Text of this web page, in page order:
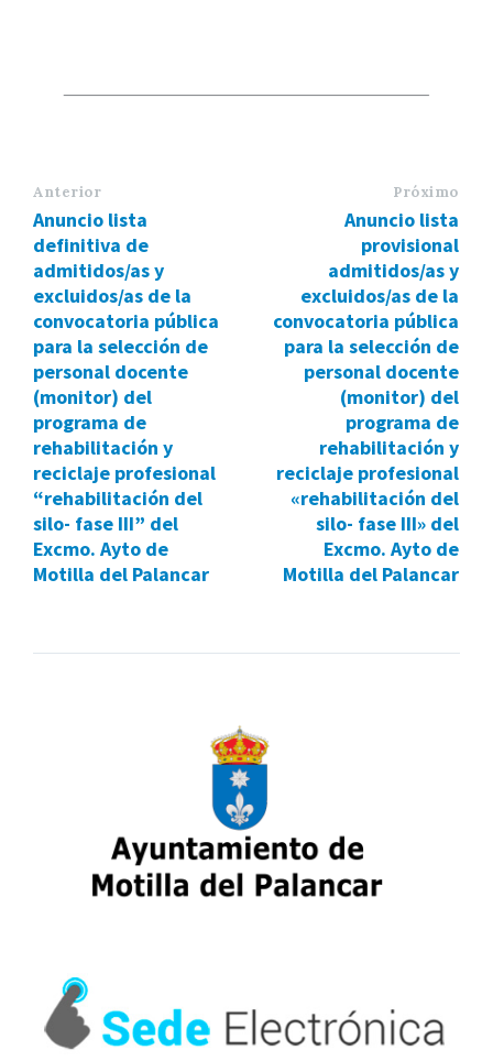
Anterior
Anuncio lista
definitiva de
admitidos/as y
excluidos/as de la
convocatoria pública
para la selección de
personal docente
(monitor) del
programa de
rehabilitación y
reciclaje profesional
“rehabilitación del
silo- fase III” del
Excmo. Ayto de
Motilla del Palancar
Próximo
Anuncio lista
provisional
admitidos/as y
excluidos/as de la
convocatoria pública
para la selección de
personal docente
(monitor) del
programa de
rehabilitación y
reciclaje profesional
«rehabilitación del
silo- fase III» del
Excmo. Ayto de
Motilla del Palancar